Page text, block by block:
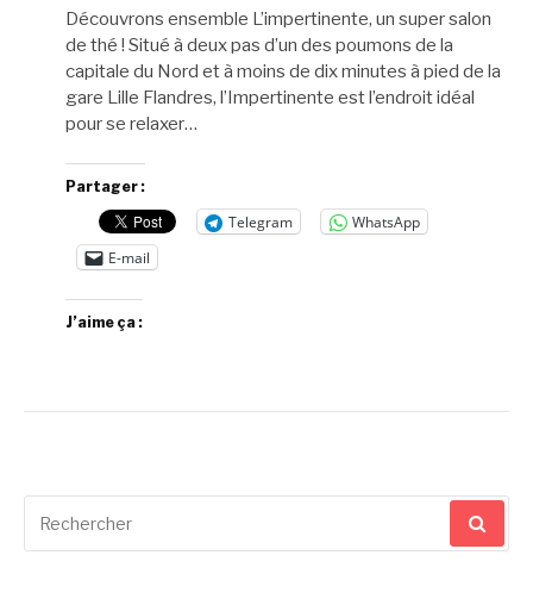
Découvrons ensemble L’impertinente, un super salon
de thé ! Situé à deux pas d’un des poumons de la
capitale du Nord et à moins de dix minutes à pied de la
gare Lille Flandres, l’Impertinente est l’endroit idéal
pour se relaxer…
Partager :
Telegram
WhatsApp
E-mail
J’aime ça :
pour